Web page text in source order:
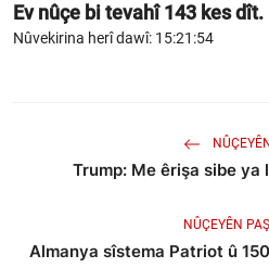
Ev nûçe bi tevahî143 kes dît.
Nûvekirina herî dawî: 15:21:54
Trump: Me êrişa sibe
NÛÇEYÊN PAŞÎ
Almanya sîstema Patriot û